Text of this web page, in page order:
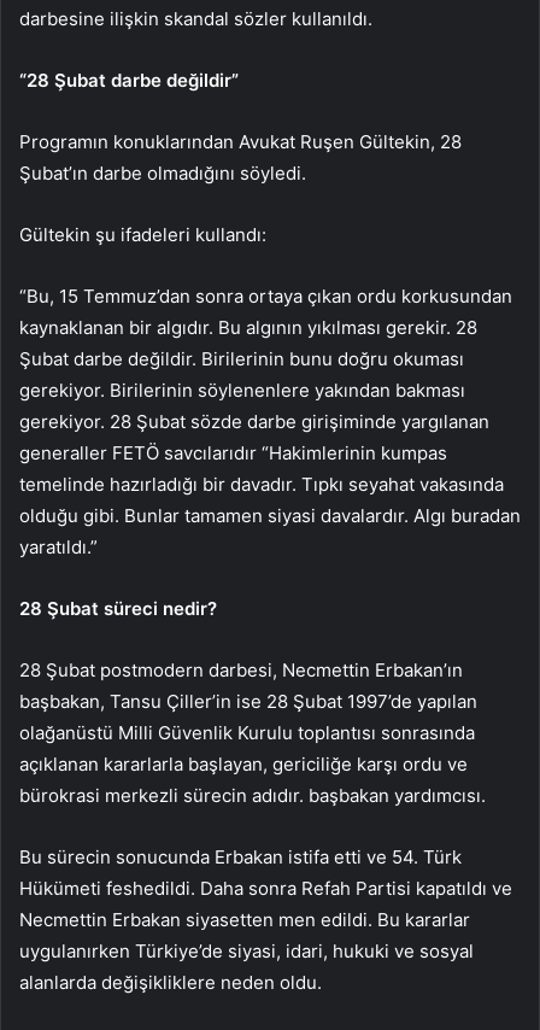
darbesine ilişkin skandal sözler kullanıldı.
“28 Şubat darbe değildir”
Programın konuklarından Avukat Ruşen Gültekin, 28
Şubat’ın darbe olmadığını söyledi.
Gültekin şu ifadeleri kullandı:
“Bu, 15 Temmuz’dan sonra ortaya çıkan ordu korkusundan
kaynaklanan bir algıdır. Bu algının yıkılması gerekir. 28
Şubat darbe değildir. Birilerinin bunu doğru okuması
gerekiyor. Birilerinin söylenenlere yakından bakması
gerekiyor. 28 Şubat sözde darbe girişiminde yargılanan
generaller FETÖ savcılarıdır “Hakimlerinin kumpas
temelinde hazırladığı bir davadır. Tıpkı seyahat vakasında
olduğu gibi. Bunlar tamamen siyasi davalardır. Algı buradan
yaratıldı.”
28 Şubat süreci nedir?
28 Şubat postmodern darbesi, Necmettin Erbakan’ın
başbakan, Tansu Çiller’in ise 28 Şubat 1997’de yapılan
olağanüstü Milli Güvenlik Kurulu toplantısı sonrasında
açıklanan kararlarla başlayan, gericiliğe karşı ordu ve
bürokrasi merkezli sürecin adıdır. başbakan yardımcısı.
Bu sürecin sonucunda Erbakan istifa etti ve 54. Türk
Hükümeti feshedildi. Daha sonra Refah Partisi kapatıldı ve
Necmettin Erbakan siyasetten men edildi. Bu kararlar
uygulanırken Türkiye’de siyasi, idari, hukuki ve sosyal
alanlarda değişikliklere neden oldu.